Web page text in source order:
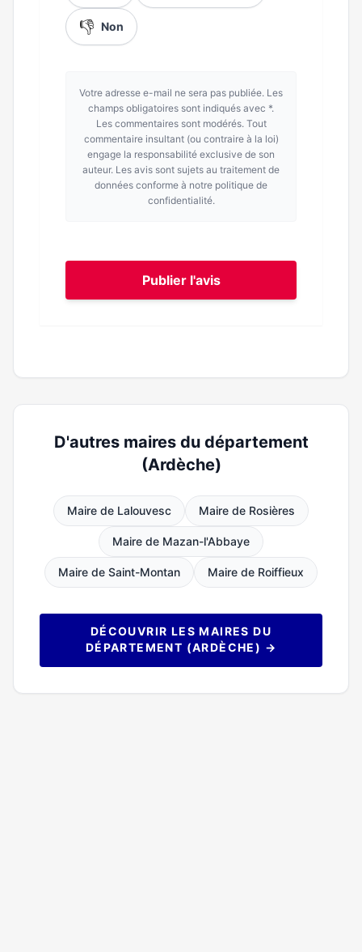
👎 Non
Votre adresse e-mail ne sera pas publiée. Les
champs obligatoires sont indiqués avec *.
Les commentaires sont modérés. Tout
commentaire insultant (ou contraire à la loi)
engage la responsabilité exclusive de son
auteur. Les avis sont sujets au traitement de
données conforme à notre politique de
confidentialité.
Publier l'avis
D'autres maires du département
(Ardèche)
Maire de Lalouvesc Maire de Rosières
Maire de Mazan-l'Abbaye
Maire de Saint-Montan Maire de Roiffieux
DÉCOUVRIR LES MAIRES DU
DÉPARTEMENT (ARDÈCHE) →